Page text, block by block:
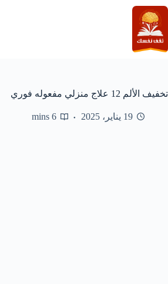
التجاوز
إلى
المحتوى
تخفيف الألم 12 علاج منزلي مفعوله فوري
19 يناير، 2025 6 mins